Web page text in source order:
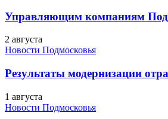
Управляющим компаниям
2 августа
Новости Подмосковья
Результаты модернизации
1 августа
Новости Подмосковья